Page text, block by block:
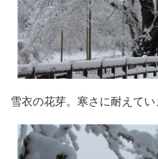
雪衣の花芽。寒さに耐えてい